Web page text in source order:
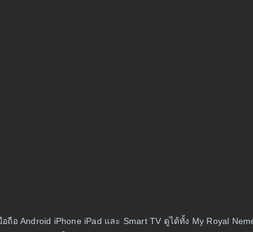
Android iPhone iPad และ Smart TV ดูได้ทั้ง My Royal